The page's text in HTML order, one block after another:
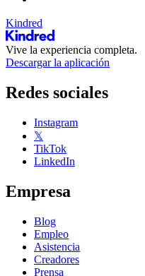
Kindred
Vive la experiencia completa.
Descargar la aplicación
Redes sociales
Instagram
𝕏
TikTok
LinkedIn
Empresa
Blog
Empleo
Asistencia
Creadores
Prensa